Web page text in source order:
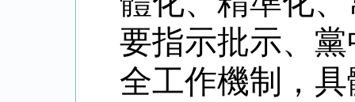
要指示批示、
全工作機制，